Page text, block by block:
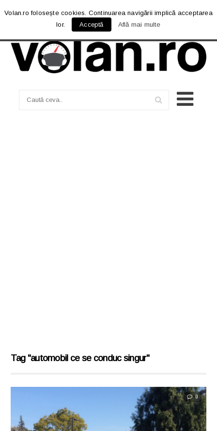
Tag "automobil ce se conduc singur"
0
Volan.ro folosește cookies. Continuarea navigării implică acceptarea
lor.
Acceptă Află mai multe